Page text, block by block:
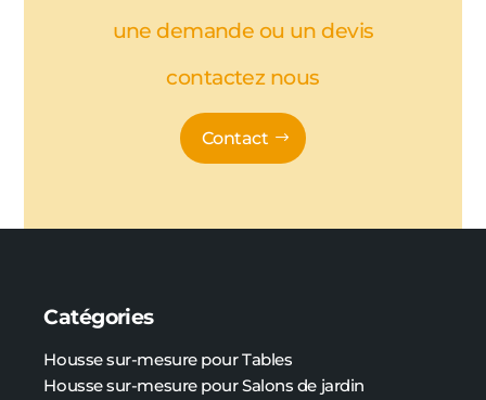
une demande ou un devis
contactez nous
Contact
Catégories
Housse sur-mesure pour Tables
Housse sur-mesure pour Salons de jardin